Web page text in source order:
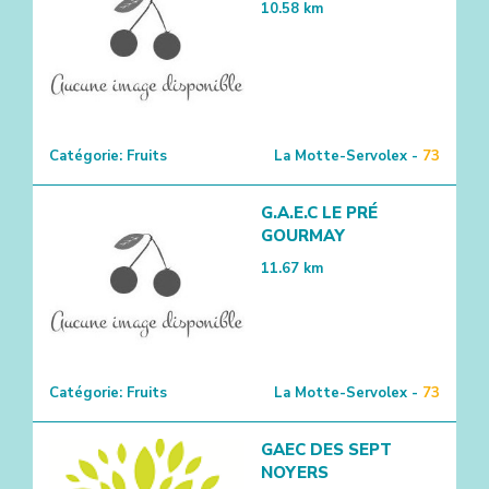
10.58 km
Catégorie: Fruits La Motte-Servolex - 73
G.A.E.C LE PRÉ
GOURMAY
11.67 km
Catégorie: Fruits La Motte-Servolex - 73
GAEC DES SEPT
NOYERS